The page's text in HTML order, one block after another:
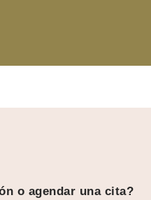
o agendar una cita?